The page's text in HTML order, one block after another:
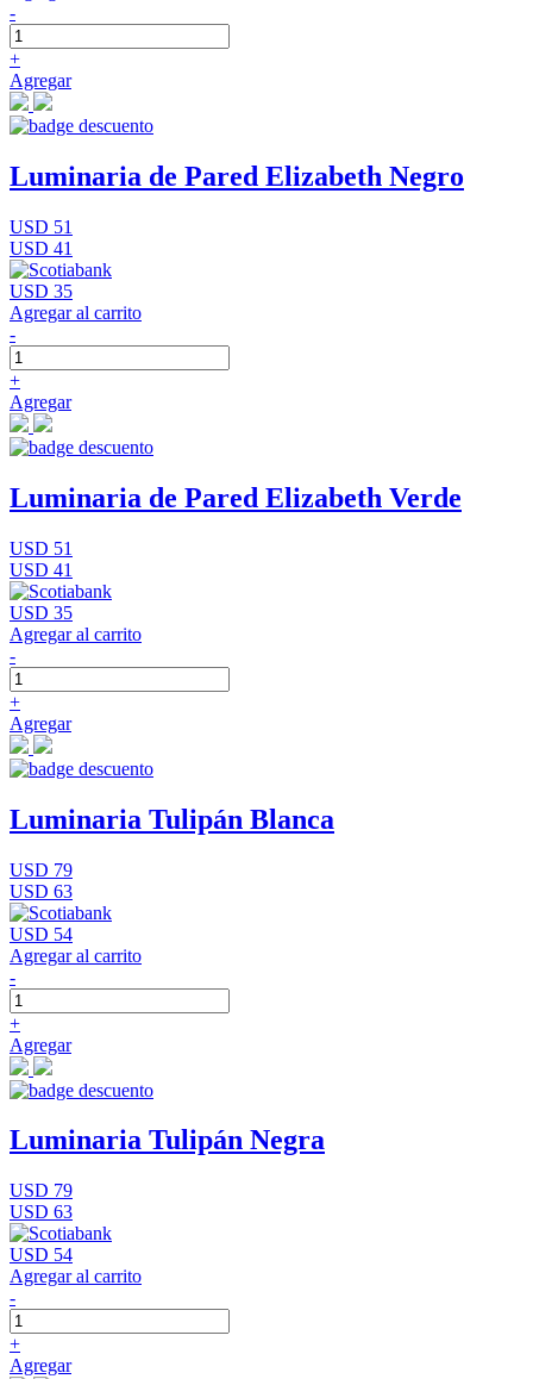
-
+
Agregar
Luminaria de Pared Elizabeth Negro
USD 51
USD 41
USD 35
Agregar al carrito
-
+
Agregar
Luminaria de Pared Elizabeth Verde
USD 51
USD 41
USD 35
Agregar al carrito
-
+
Agregar
Luminaria Tulipán Blanca
USD 79
USD 63
USD 54
Agregar al carrito
-
+
Agregar
Luminaria Tulipán Negra
USD 79
USD 63
USD 54
Agregar al carrito
-
+
Agregar